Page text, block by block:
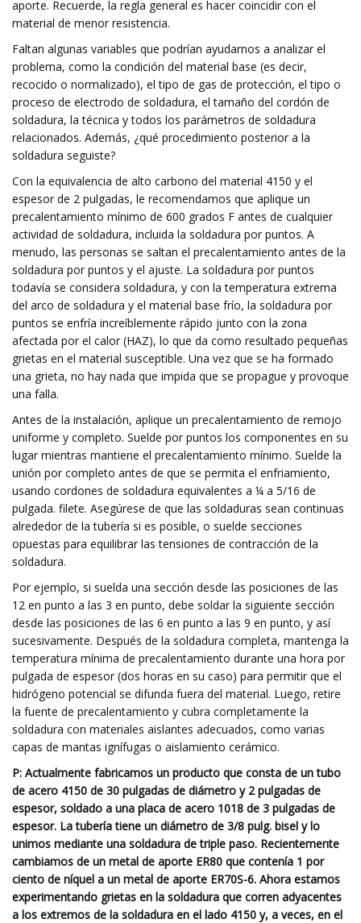
aporte. Recuerde, la regla general es hacer coincidir con el
material de menor resistencia.
Faltan algunas variables que podrían ayudarnos a analizar el
problema, como la condición del material base (es decir,
recocido o normalizado), el tipo de gas de protección, el tipo o
proceso de electrodo de soldadura, el tamaño del cordón de
soldadura, la técnica y todos los parámetros de soldadura
relacionados. Además, ¿qué procedimiento posterior a la
soldadura seguiste?
Con la equivalencia de alto carbono del material 4150 y el
espesor de 2 pulgadas, le recomendamos que aplique un
precalentamiento mínimo de 600 grados F antes de cualquier
actividad de soldadura, incluida la soldadura por puntos. A
menudo, las personas se saltan el precalentamiento antes de la
soldadura por puntos y el ajuste. La soldadura por puntos
todavía se considera soldadura, y con la temperatura extrema
del arco de soldadura y el material base frío, la soldadura por
puntos se enfría increíblemente rápido junto con la zona
afectada por el calor (HAZ), lo que da como resultado pequeñas
grietas en el material susceptible. Una vez que se ha formado
una grieta, no hay nada que impida que se propague y provoque
una falla.
Antes de la instalación, aplique un precalentamiento de remojo
uniforme y completo. Suelde por puntos los componentes en su
lugar mientras mantiene el precalentamiento mínimo. Suelde la
unión por completo antes de que se permita el enfriamiento,
usando cordones de soldadura equivalentes a ¼ a 5/16 de
pulgada. filete. Asegúrese de que las soldaduras sean continuas
alrededor de la tubería si es posible, o suelde secciones
opuestas para equilibrar las tensiones de contracción de la
soldadura.
Por ejemplo, si suelda una sección desde las posiciones de las
12 en punto a las 3 en punto, debe soldar la siguiente sección
desde las posiciones de las 6 en punto a las 9 en punto, y así
sucesivamente. Después de la soldadura completa, mantenga la
temperatura mínima de precalentamiento durante una hora por
pulgada de espesor (dos horas en su caso) para permitir que el
hidrógeno potencial se difunda fuera del material. Luego, retire
la fuente de precalentamiento y cubra completamente la
soldadura con materiales aislantes adecuados, como varias
capas de mantas ignífugas o aislamiento cerámico.
P: Actualmente fabricamos un producto que consta de un tubo
de acero 4150 de 30 pulgadas de diámetro y 2 pulgadas de
espesor, soldado a una placa de acero 1018 de 3 pulgadas de
espesor. La tubería tiene un diámetro de 3/8 pulg. bisel y lo
unimos mediante una soldadura de triple paso. Recientemente
cambiamos de un metal de aporte ER80 que contenía 1 por
ciento de níquel a un metal de aporte ER70S-6. Ahora estamos
experimentando grietas en la soldadura que corren adyacentes
a los extremos de la soldadura en el lado 4150 y, a veces, en el